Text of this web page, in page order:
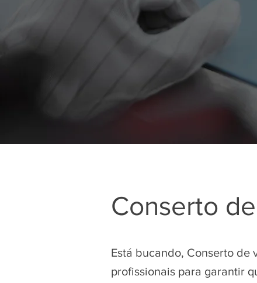
Conserto
Está bucando, Conserto de
profissionais para garantir